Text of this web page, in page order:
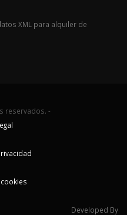
XML para alquiler de
reservados. -
Developed By